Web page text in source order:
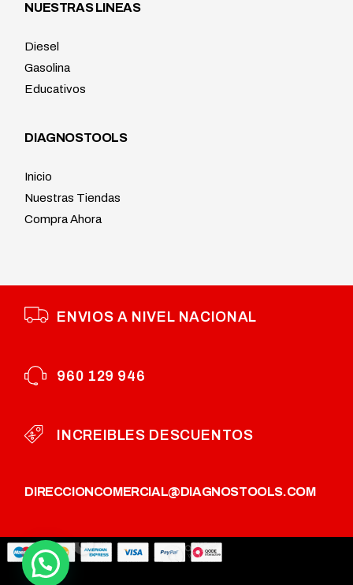
NUESTRAS LINEAS
Diesel
Gasolina
Educativos
DIAGNOSTOOLS
Inicio
Nuestras Tiendas
Compra Ahora
ENVIOS A NIVEL NACIONAL
960 129 946
INCREIBLES DESCUENTOS
DIRECCIONCOMERCIAL@DIAGNOSTOOLS.COM